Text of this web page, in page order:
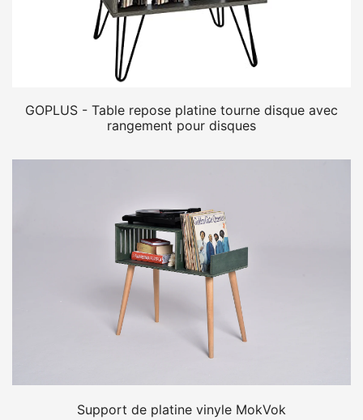
GOPLUS - Table repose platine tourne disque avec
rangement pour disques
Support de platine vinyle MokVok